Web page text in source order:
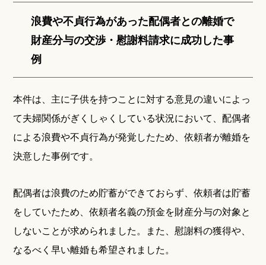
浪費や不貞行為があった配偶者との離婚で
財産分与の交渉・慰謝料請求に成功した事
例
本件は、主に子供を持つことに対する意見の違いによっ
て夫婦関係がぎくしゃくしている状況において、配偶者
による浪費や不貞行為が発覚したため、依頼者が離婚を
決意した事例です。
配偶者は浪費のため貯蓄ができておらず、依頼者は貯蓄
をしていたため、依頼者名義の預金を財産分与の対象と
しないことが求められました。また、慰謝料の獲得や、
なるべく早い離婚も希望されました。